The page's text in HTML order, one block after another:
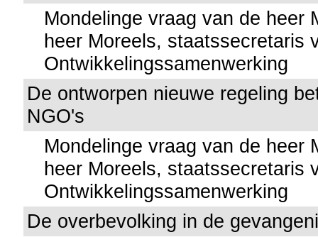
Mondelinge vraag van de heer
heer Moreels, staatssecretaris
Ontwikkelingssamenwerking
De ontworpen nieuwe regeling
NGO's
Mondelinge vraag van de heer
heer Moreels, staatssecretaris
Ontwikkelingssamenwerking
De overbevolking in de